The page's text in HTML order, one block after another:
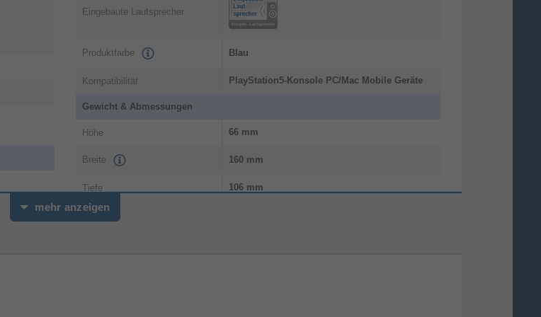
Eingebaute Lautsprecher
Produktfarbe Blau
Kompatibilität PlayStation5-Konsole PC/Mac Mobile Geräte
Gewicht & Abmessungen
Höhe 66 mm
Breite 160 mm
Tiefe 106 mm
Leistung
mehr anzeigen